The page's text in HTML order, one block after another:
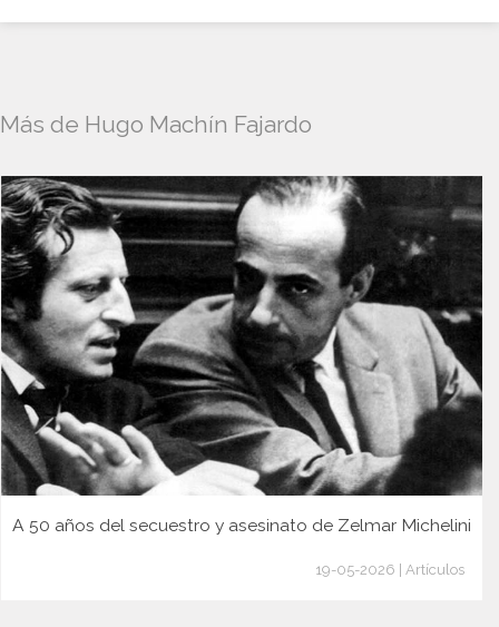
Más de Hugo Machín Fajardo
A 50 años del secuestro y asesinato de Zelmar Michelini
19-05-2026 | Artículos